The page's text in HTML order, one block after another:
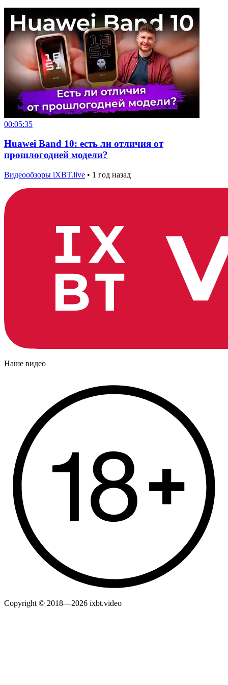
00:05:35
Huawei Band 10: есть ли отличия от
прошлогодней модели?
Видеообзоры iXBT.live • 1 год назад
Наше видео
Copyright © 2018—2026 ixbt.video